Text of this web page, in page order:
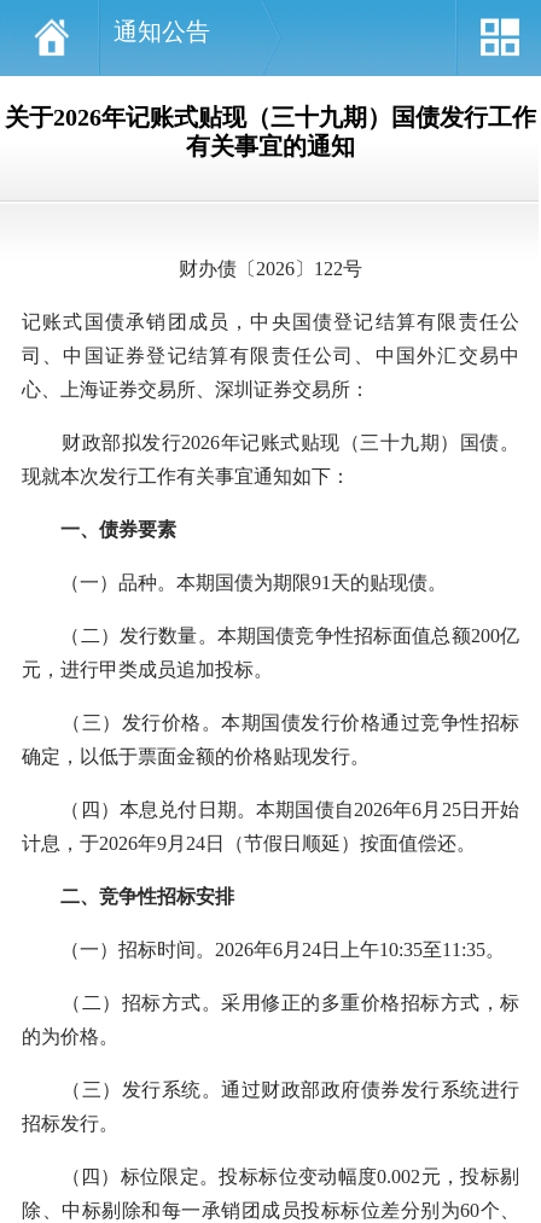
通知公告
关于2026年记账式贴现（三十九期）国债发行工作
有关事宜的通知
财办债〔2026〕122号
记账式国债承销团成员，中央国债登记结算有限责任公
司、中国证券登记结算有限责任公司、中国外汇交易中
心、上海证券交易所、深圳证券交易所：
财政部拟发行2026年记账式贴现（三十九期）国债。
现就本次发行工作有关事宜通知如下：
一、债券要素
（一）品种。本期国债为期限91天的贴现债。
（二）发行数量。本期国债竞争性招标面值总额200亿
元，进行甲类成员追加投标。
（三）发行价格。本期国债发行价格通过竞争性招标
确定，以低于票面金额的价格贴现发行。
（四）本息兑付日期。本期国债自2026年6月25日开始
计息，于2026年9月24日（节假日顺延）按面值偿还。
二、竞争性招标安排
（一）招标时间。2026年6月24日上午10:35至11:35。
（二）招标方式。采用修正的多重价格招标方式，标
的为价格。
（三）发行系统。通过财政部政府债券发行系统进行
招标发行。
（四）标位限定。投标标位变动幅度0.002元，投标剔
除、中标剔除和每一承销团成员投标标位差分别为60个、